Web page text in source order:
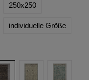
250x250
individuelle Größe